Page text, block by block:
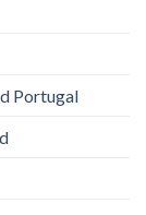
Portugal